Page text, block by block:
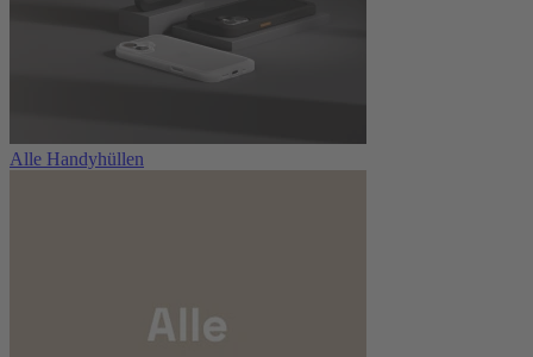
Alle Handyhüllen